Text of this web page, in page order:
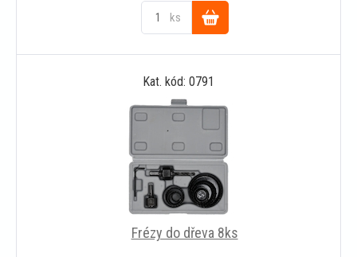
ks
Do
košíku
Kat. kód: 0791
Frézy do dřeva 8ks